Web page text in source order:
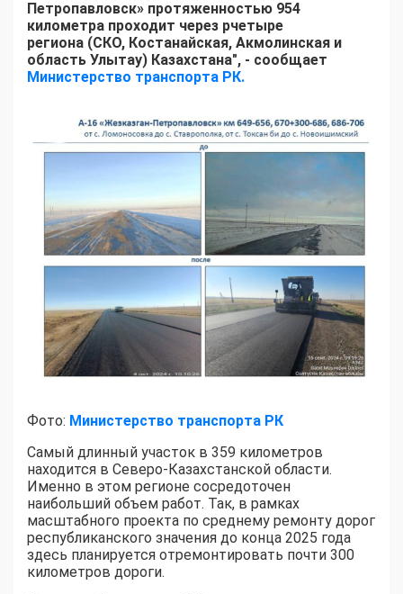
Петропавловск» протяженностью 954
километра проходит через рчетыре
региона (СКО, Костанайская, Акмолинская и
область Улытау) Казахстана", - сообщает
Министерство транспорта РК.
Фото: Министерство транспорта РК
Самый длинный участок в 359 километров
находится в Северо-Казахстанской области.
Именно в этом регионе сосредоточен
наибольший объем работ. Так, в рамках
масштабного проекта по среднему ремонту дорог
республиканского значения до конца 2025 года
здесь планируется отремонтировать почти 300
километров дороги.